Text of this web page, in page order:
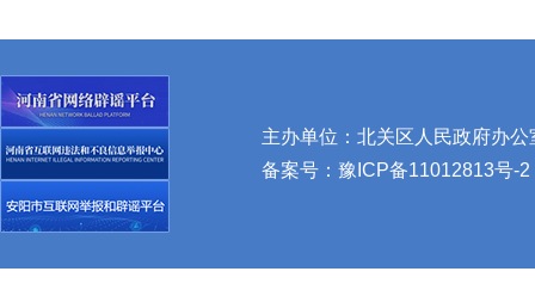
主办单位：北关区人民政府办
备案号： 豫ICP备11012813号-2